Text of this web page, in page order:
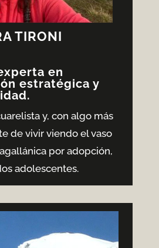
TIRONI
en
estratégica y
y, con algo más
de vivir viendo el vaso
por adopción,
adolescentes.